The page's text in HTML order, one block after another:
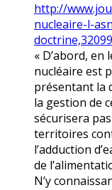
http://
nucleaire-l-
doctrine,32099
« D’abord, en
nucléaire est
présentant la
la gestion de
sécurisera
territoires
l’adduction
de
N’y